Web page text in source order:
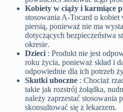
Kobiety w ciąży i karmiące
stosowania A-Tocard u
piersią, ponieważ nie ma
dotyczących bezpieczeństwa
okresie.
Dzieci : Produkt nie jest
roku życia, ponieważ skład i
odpowiednie dla ich potrzeb
Skutki uboczne : Chociaż
takie jak rozstrój żołądka,
należy zaprzestać stosowania
skonsultować się z lekarzem.